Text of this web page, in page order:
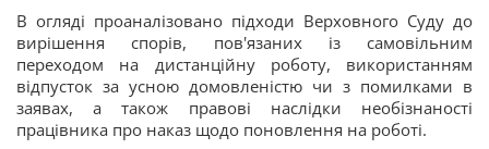
В огляді проаналізовано підходи Верховного Суду до
вирішення спорів, пов'язаних із самовільним
переходом на дистанційну роботу, використанням
відпусток за усною домовленістю чи з помилками в
заявах, а також правові наслідки необізнаності
працівника про наказ щодо поновлення на роботі.